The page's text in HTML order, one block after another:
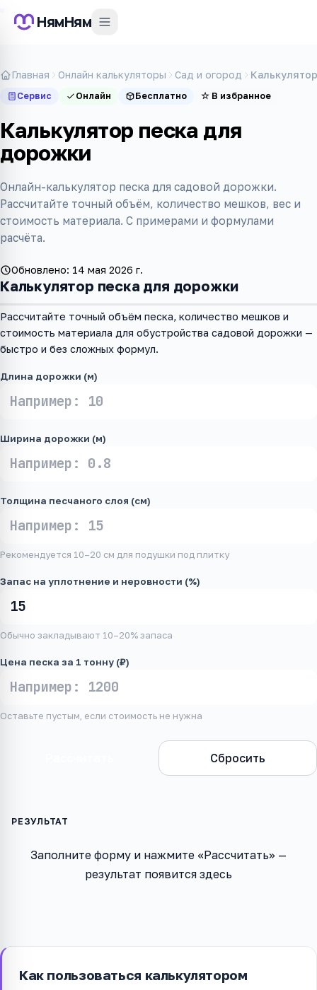
НямНям
Главная Онлайн калькуляторы Сад и огород
Сервис Онлайн Бесплатно ☆ В избранное
Калькулятор песка для
дорожки
Онлайн-калькулятор песка для садовой дорожки.
Рассчитайте точный объём, количество мешков, вес и
стоимость материала. С примерами и формулами
расчёта.
Обновлено: 14 мая 2026 г.
Калькулятор песка для дорожки
Рассчитайте точный объём песка, количество мешков и
стоимость материала для обустройства садовой дорожки —
быстро и без сложных формул.
Длина дорожки (м)
Ширина дорожки (м)
Толщина песчаного слоя (см)
Рекомендуется 10–20 см для подушки под плитку
Запас на уплотнение и неровности (%)
Обычно закладывают 10–20% запаса
Цена песка за 1 тонну (₽)
Оставьте пустым, если стоимость не нужна
Сбросить
Заполните форму и нажмите «Рассчитать» —
результат появится здесь
Как пользоваться калькулятором